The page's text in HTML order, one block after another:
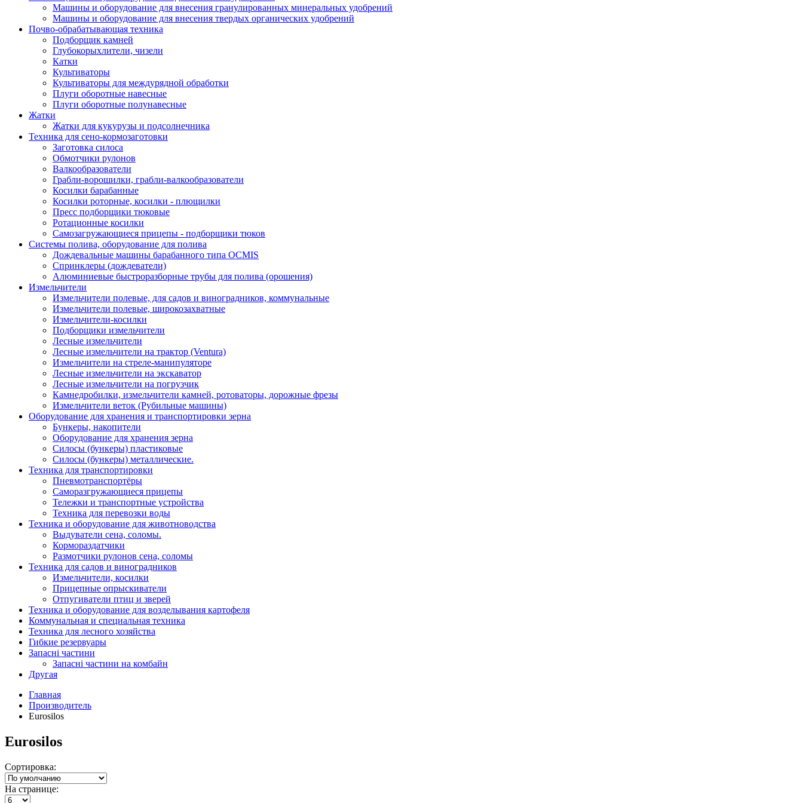
Машины и оборудование для внесения гранулированных минеральных удобрений
Машины и оборудование для внесения твердых органических удобрений
Почво-обрабатывающая техника
Подборщик камней
Глубокорыхлители, чизели
Катки
Культиваторы
Культиваторы для междурядной обработки
Плуги оборотные навесные
Плуги оборотные полунавесные
Жатки
Жатки для кукурузы и подсолнечника
Техника для сено-кормозаготовки
Заготовка силоса
Обмотчики рулонов
Валкообразователи
Грабли-ворошилки, грабли-валкообразователи
Косилки барабанные
Косилки роторные, косилки - плющилки
Пресс подборщики тюковые
Ротационные косилки
Самозагружающиеся прицепы - подборщики тюков
Системы полива, оборудование для полива
Дождевальные машины барабанного типа OCMIS
Спринклеры (дождеватели)
Алюминиевые быстроразборные трубы для полива (орошения)
Измельчители
Измельчители полевые, для садов и виноградников, коммунальные
Измельчители полевые, широкозахватные
Измельчители-косилки
Подборщики измельчители
Лесные измельчители
Лесные измельчители на трактор (Ventura)
Измельчители на стреле-манипуляторе
Лесные измельчители на экскаватор
Лесные измельчители на погрузчик
Камнедробилки, измельчители камней, ротоваторы, дорожные фрезы
Измельчители веток (Рубильные машины)
Оборудование для хранения и транспортировки зерна
Бункеры, накопители
Оборудование для хранения зерна
Силосы (бункеры) пластиковые
Силосы (бункеры) металлические.
Техника для транспортировки
Пневмотранспортёры
Саморазгружающиеся прицепы
Тележки и транспортные устройства
Техника для перевозки воды
Техника и оборудование для животноводства
Выдуватели сена, соломы.
Кормораздатчики
Размотчики рулонов сена, соломы
Техника для садов и виноградников
Измельчители, косилки
Прицепные опрыскиватели
Отпугиватели птиц и зверей
Техника и оборудование для возделывания картофеля
Коммунальная и специальная техника
Техника для лесного хозяйства
Гибкие резервуары
Запасні частини
Запасні частини на комбайн
Другая
Главная
Производитель
Eurosilos
Eurosilos
Сортировка:
На странице: